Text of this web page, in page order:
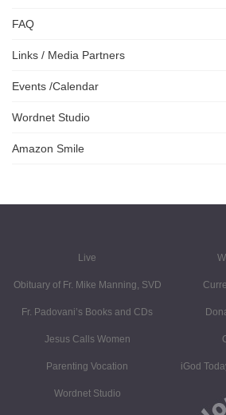
FAQ
Links / Media Partners
Events /Calendar
Wordnet Studio
Amazon Smile
Live
Obituary of Fr. Mike Manning, SVD
Fr. Padovani’s Books and CDs
Jesus Calls Women
Parenting Vocation iGod
Wordnet Studio